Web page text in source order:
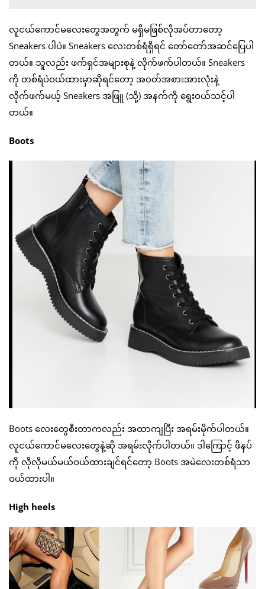
လူငယ်ကောင်မလေးတွေအတွက် မရှိမဖြစ်လိုအပ်တာတော့
Sneakers ပါပဲ။ Sneakers လေးတစ်ရံရှိရင် တော်တော်အဆင်ပြေပါ
တယ်။ သူလည်း ဖက်ရှင်အများစုနဲ့ လိုက်ဖက်ပါတယ်။ Sneakers
ကို တစ်ရံပဲဝယ်ထားမှာဆိုရင်တော့ အဝတ်အစားအားလုံးနဲ့
လိုက်ဖက်မယ့် Sneakers အဖြူ (သို့) အနက်ကို ရွေးဝယ်သင့်ပါ
တယ်။
Boots
Boots လေးတွေစီးတာကလည်း အထာကျပြီး အရမ်းမိုက်ပါတယ်။
လူငယ်ကောင်မလေးတွေနဲ့ဆို အရမ်းလိုက်ပါတယ်။ ဒါကြောင့် ဖိနပ်
ကို လိုလိုမယ်မယ်ဝယ်ထားချင်ရင်တော့ Boots အမဲလေးတစ်ရံသာ
ဝယ်ထားပါ။
High heels